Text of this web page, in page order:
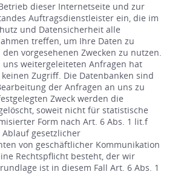
dieser Internetseite und zur
Auftragsdienstleister ein, die im
und Datensicherheit alle
treffen, um Ihre Daten zu
vorgesehenen Zwecken zu nutzen.
weitergeleiteten Anfragen hat
Zugriff. Die Datenbanken sind
der Anfragen an uns zu
Zweck werden die
soweit nicht für statistische
Form nach Art. 6 Abs. 1 lit.f
Ablauf gesetzlicher
von geschäftlicher Kommunikation
Rechtspflicht besteht, der wir
ist in diesem Fall Art. 6 Abs. 1